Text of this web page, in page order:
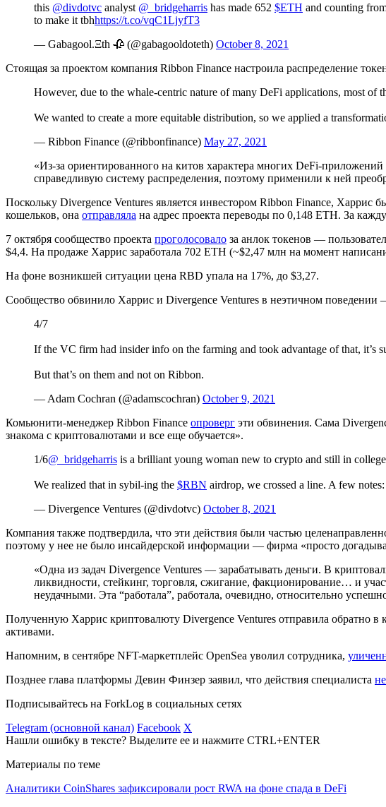
this @divdotvc analyst @_bridgeharris has made 652 $ETH and counting
to make it tbhhttps://t.co/vqC1LjyfT3
— Gabagool.Ξth 🥀 (@gabagooldoteth) October 8, 2021
Стоящая за проектом компания Ribbon Finance настроила распределение
However, due to the whale-centric nature of many DeFi applications, most of
We wanted to create a more equitable distribution, so we applied a
— Ribbon Finance (@ribbonfinance) May 27, 2021
«Из-за ориентированного на китов характера многих DeFi-приложений
справедливую систему распределения, поэтому применили к ней
Поскольку Divergence Ventures является инвестором Ribbon Finance, Харрис
кошельков, она отправляла на адрес проекта переводы по 0,148 ETH. За
7 октября сообщество проекта проголосовало за анлок токенов —
$4,4. На продаже Харрис заработала 702 ETH (~$2,47 млн на момент
На фоне возникшей ситуации цена RBD упала на 17%, до $3,27.
Сообщество обвинило Харрис и Divergence Ventures в неэтичном
4/7
If the VC firm had insider info on the farming and took advantage of that, it’s
But that’s on them and not on Ribbon.
— Adam Cochran (@adamscochran) October 9, 2021
Комьюнити-менеджер Ribbon Finance опроверг эти обвинения. Сама
знакома с криптовалютами и все еще обучается».
1/6@_bridgeharris is a brilliant young woman new to crypto and still in
We realized that in sybil-ing the $RBN airdrop, we crossed a line. A few notes:
— Divergence Ventures (@divdotvc) October 8, 2021
Компания также подтвердила, что эти действия были частью
поэтому у нее не было инсайдерской информации — фирма «просто
«Одна из задач Divergence Ventures — зарабатывать деньги. В
ликвидности, стейкинг, торговля, сжигание, факционирование… и
неудачными. Эта “работала”, работала, очевидно, относительно
Полученную Харрис криптовалюту Divergence Ventures отправила обратно в
активами.
Напомним, в сентябре NFT-маркетплейс OpenSea уволил сотрудника,
Позднее глава платформы Девин Финзер заявил, что действия специалиста
Подписывайтесь на ForkLog в социальных сетях
Telegram (основной канал) Facebook X
Нашли ошибку в тексте? Выделите ее и нажмите CTRL+ENTER
Материалы по теме
Аналитики CoinShares зафиксировали рост RWA на фоне спада в DeFi